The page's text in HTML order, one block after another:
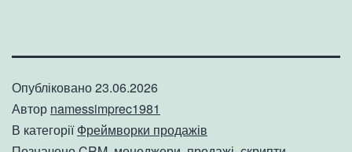
Опубліковано23.06.2026
Автор namessimprec1981
В категоріїФреймворки продажів